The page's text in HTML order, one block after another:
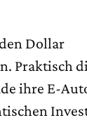
Dollar
Praktisch
ihre E-